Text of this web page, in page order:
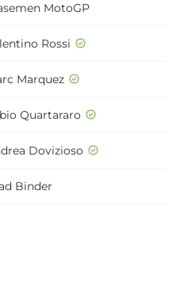
MotoGP
Rossi
Marquez
Quartararo
Dovizioso
Binder